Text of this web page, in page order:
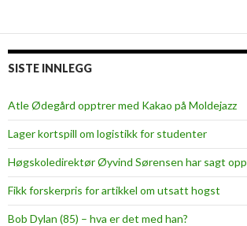
n
t
u
m
p
SISTE INNLEGG
Atle Ødegård opptrer med Kakao på Moldejazz
Lager kortspill om logistikk for studenter
Høgskoledirektør Øyvind Sørensen har sagt opp
Fikk forskerpris for artikkel om utsatt hogst
Bob Dylan (85) – hva er det med han?